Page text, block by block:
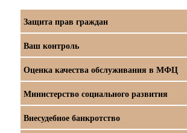
Защита прав граждан
Ваш контроль
Оценка качества обслуживания в МФЦ
Министерство социального развития
Внесудебное банкротство